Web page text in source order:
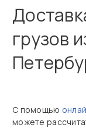
грузов
С помощью
можете